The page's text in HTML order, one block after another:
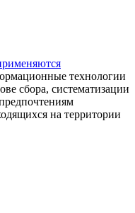
технологии
сбора, систематизации
на территории